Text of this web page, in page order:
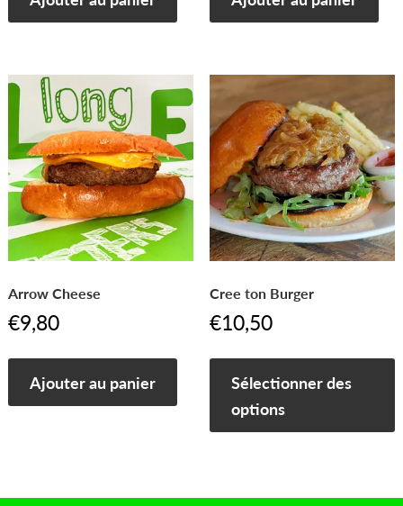
Arrow Cheese
€9,80
Ajouter au panier
Cree ton Burger
€10,50
Sélectionner des
options